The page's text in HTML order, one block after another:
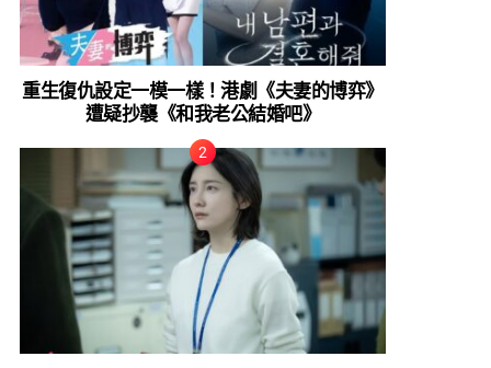
重生復仇設定一模一樣！港劇《夫妻的博弈》
遭疑抄襲《和我老公結婚吧》